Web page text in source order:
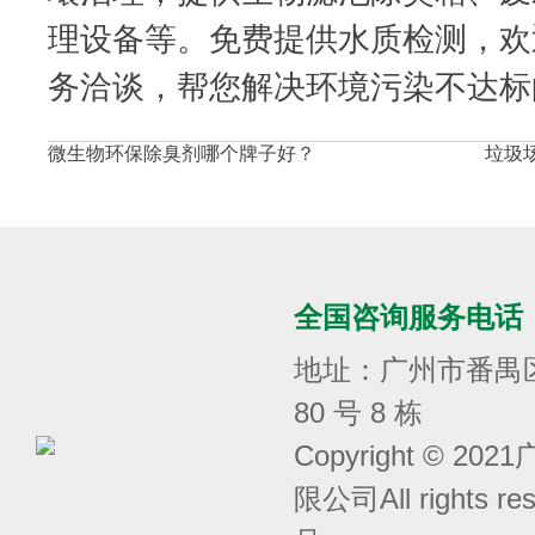
理设备等。免费提供水质检测，
务洽谈，帮您解决环境污染不达
微生物环保除臭剂哪个牌子好？ 垃圾
全国咨询服务电话
地址：广州市番禺
80 号 8 栋
Copyright © 2021
限公司All rights